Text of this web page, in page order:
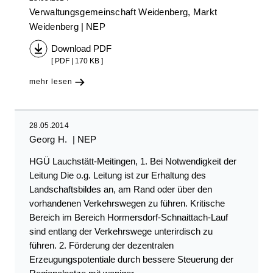
Verwaltungsgemeinschaft Weidenberg, Markt
Weidenberg
NEP
Download PDF
[ PDF | 170 KB ]
mehr lesen
28.05.2014
Georg H. NEP
HGÜ Lauchstätt-Meitingen, 1. Bei Notwendigkeit der
Leitung Die o.g. Leitung ist zur Erhaltung des
Landschaftsbildes an, am Rand oder über den
vorhandenen Verkehrswegen zu führen. Kritische
Bereich im Bereich Hormersdorf-Schnaittach-Lauf
sind entlang der Verkehrswege unterirdisch zu
führen. 2. Förderung der dezentralen
Erzeugungspotentiale durch bessere Steuerung der